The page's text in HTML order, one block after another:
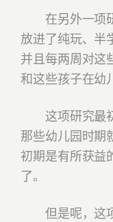
在另外一项研
放进了纯玩、半
并且每两周对这
和这些孩子在幼
这项研究最初
那些幼儿园时期
初期是有所获益
了。
但是呢，这项